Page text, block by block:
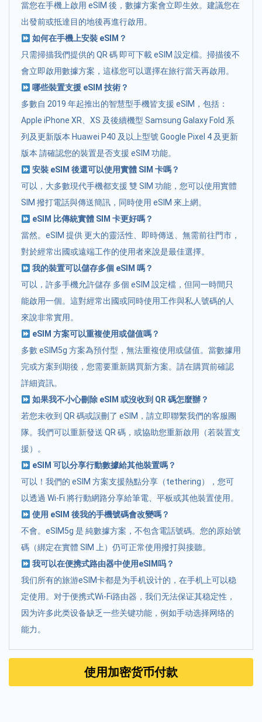
當您在手機上啟用 eSIM 後，數據方案會立即生效。建議您在
出發前或抵達目的地後再進行啟用。
如何在手機上安裝 eSIM？
只需掃描我們提供的 QR 碼 即可下載 eSIM 設定檔。掃描後不
會立即啟用數據方案，這樣您可以選擇在旅行當天再啟用。
哪些裝置支援 eSIM 技術？
多數自 2019 年起推出的智慧型手機皆支援 eSIM，包括：
Apple iPhone XR、XS 及後續機型 Samsung Galaxy Fold 系
列及更新版本 Huawei P40 及以上型號 Google Pixel 4 及更新
版本 請確認您的裝置是否支援 eSIM 功能。
安裝 eSIM 後還可以使用實體 SIM 卡嗎？
可以，大多數現代手機都支援 雙 SIM 功能，您可以使用實體
SIM 撥打電話與傳送簡訊，同時使用 eSIM 來上網。
eSIM 比傳統實體 SIM 卡更好嗎？
當然。eSIM 提供 更大的靈活性、即時傳送、無需前往門市，
對於經常出國或遠端工作的使用者來說是最佳選擇。
我的裝置可以儲存多個 eSIM 嗎？
可以，許多手機允許儲存 多個 eSIM 設定檔，但同一時間只
能啟用一個。這對經常出國或同時使用工作與私人號碼的人
來說非常實用。
eSIM 方案可以重複使用或儲值嗎？
多數 eSIM5g 方案為預付型，無法重複使用或儲值。當數據用
完或方案到期後，您需要重新購買新方案。請在購買前確認
詳細資訊。
如果我不小心刪除 eSIM 或沒收到 QR 碼怎麼辦？
若您未收到 QR 碼或誤刪了 eSIM，請立即聯繫我們的客服團
隊。我們可以重新發送 QR 碼，或協助您重新啟用（若裝置支
援）。
eSIM 可以分享行動數據給其他裝置嗎？
可以！我們的 eSIM 方案支援熱點分享（tethering），您可
以透過 Wi-Fi 將行動網路分享給筆電、平板或其他裝置使用。
使用 eSIM 後我的手機號碼會改變嗎？
不會。eSIM5g 是 純數據方案，不包含電話號碼。您的原始號
碼（綁定在實體 SIM 上）仍可正常使用撥打與接聽。
我可以在便携式路由器中使用eSIM吗？
我们所有的旅游eSIM卡都是为手机设计的，在手机上可以稳
定使用。对于便携式Wi-Fi路由器，我们无法保证其稳定性，
因为许多此类设备缺乏一些关键功能，例如手动选择网络的
能力。
使用加密货币付款